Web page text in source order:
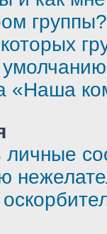
группы?
«Наша
личные